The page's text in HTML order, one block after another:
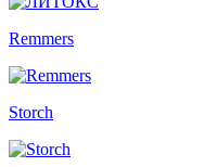
Remmers
Storch